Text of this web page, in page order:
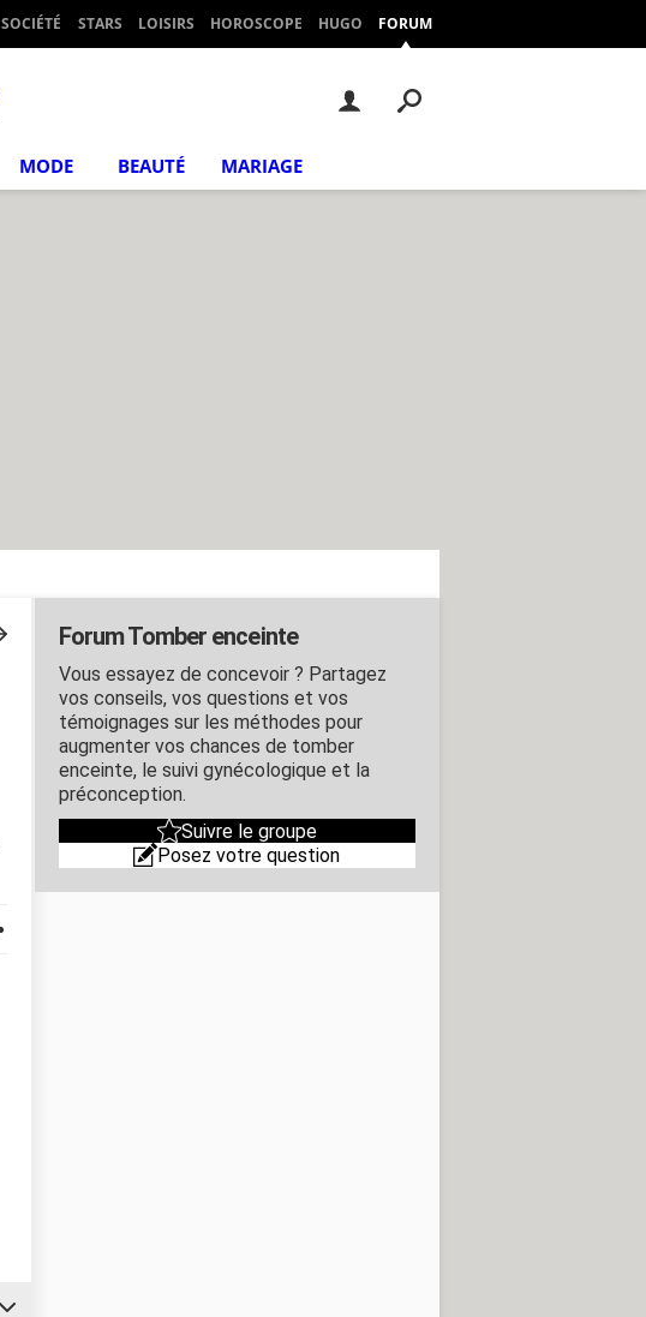
SOCIÉTÉ STARS LOISIRS HOROSCOPE HUGO FORUM
MODE BEAUTÉ MARIAGE
Forum Tomber enceinte
Vous essayez de concevoir ? Partagez
vos conseils, vos questions et vos
témoignages sur les méthodes pour
augmenter vos chances de tomber
enceinte, le suivi gynécologique et la
préconception.
Suivre le groupe
Posez votre question